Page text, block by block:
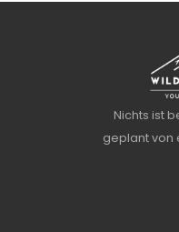
Nichts ist
geplant von